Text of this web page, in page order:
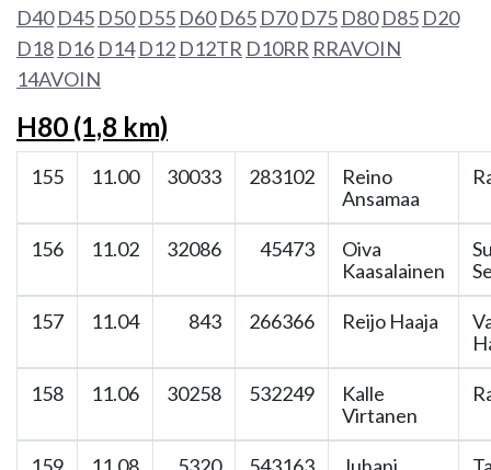
D40 D45 D50 D55 D60 D65 D70 D75 D80 D85 D20
D18 D16 D14 D12 D12TR D10RR RRAVOIN
14AVOIN
H80 (1,8 km)
155 11.00 30033 283102
Reino
Ansamaa
156 11.02 32086 45473
Oiva
Kaasalainen
157 11.04 843 266366 Reijo Haaja
158 11.06 30258 532249
Kalle
Virtanen